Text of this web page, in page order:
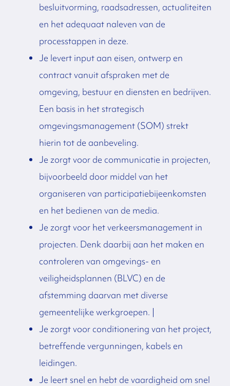
besluitvorming, raadsadressen, actualiteiten
en het adequaat naleven van de
processtappen in deze.
Je levert input aan eisen, ontwerp en
contract vanuit afspraken met de
omgeving, bestuur en diensten en bedrijven.
Een basis in het strategisch
omgevingsmanagement (SOM) strekt
hierin tot de aanbeveling.
Je zorgt voor de communicatie in projecten,
bijvoorbeeld door middel van het
organiseren van participatiebijeenkomsten
en het bedienen van de media.
Je zorgt voor het verkeersmanagement in
projecten. Denk daarbij aan het maken en
controleren van omgevings- en
veiligheidsplannen (BLVC) en de
afstemming daarvan met diverse
gemeentelijke werkgroepen. |
Je zorgt voor conditionering van het project,
betreffende vergunningen, kabels en
leidingen.
Je leert snel en hebt de vaardigheid om snel